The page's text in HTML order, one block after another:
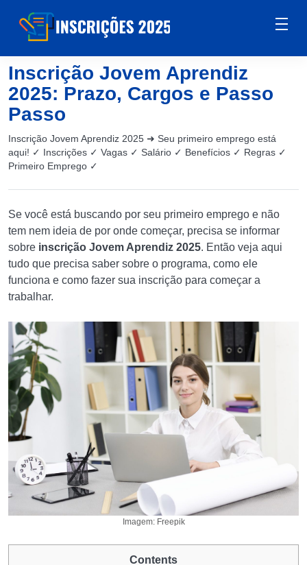
Inscrição Jovem Aprendiz
2025: Prazo, Cargos e Passo
Passo
Inscrição Jovem Aprendiz 2025 ➜ Seu primeiro emprego está
aqui! ✓ Inscrições ✓ Vagas ✓ Salário ✓ Benefícios ✓ Regras ✓
Primeiro Emprego ✓
Se você está buscando por seu primeiro emprego e não
tem nem ideia de por onde começar, precisa se informar
sobre inscrição Jovem Aprendiz 2025. Então veja aqui
tudo que precisa saber sobre o programa, como ele
funciona e como fazer sua inscrição para começar a
trabalhar.
Imagem: Freepik
Contents